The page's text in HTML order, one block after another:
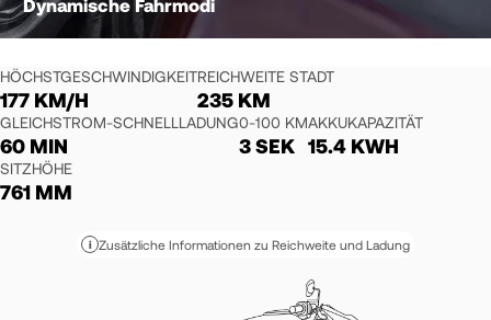
Dynamische Fahrmodi
HÖCHSTGESCHWINDIGKEIT
177 KM/H
REICHWEITE STADT
235 KM
GLEICHSTROM-SCHNELLLADUNG
60 MIN
0-100 KM
3 SEK
AKKUKAPAZITÄT
15.4 KWH
SITZHÖHE
761 MM
i Zusätzliche Informationen zu Reichweite und Ladung